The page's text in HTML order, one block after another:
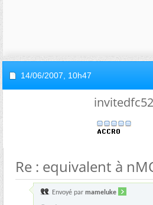
14/06/2007, 10h47
Re : equivalent à
Envoyé par mameluke